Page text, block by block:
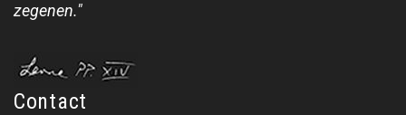
zegenen."
Contact